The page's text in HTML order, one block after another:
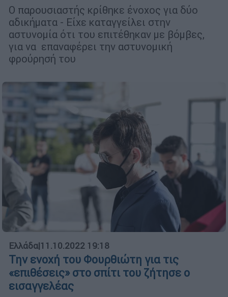
Ο παρουσιαστής κρίθηκε ένοχος για δύο
αδικήματα - Είχε καταγγείλει στην
αστυνομία ότι του επιτέθηκαν με βόμβες,
για να επαναφέρει την αστυνομική
φρούρησή του
Ελλάδα|11.10.2022 19:18
Την ενοχή του Φουρθιώτη για τις
«επιθέσεις» στο σπίτι του ζήτησε ο
εισαγγελέας